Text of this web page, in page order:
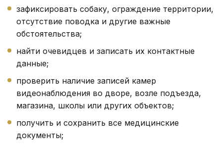
зафиксировать собаку, ограждение территории,
отсутствие поводка и другие важные
обстоятельства;
найти очевидцев и записать их контактные
данные;
проверить наличие записей камер
видеонаблюдения во дворе, возле подъезда,
магазина, школы или других объектов;
получить и сохранить все медицинские
документы;